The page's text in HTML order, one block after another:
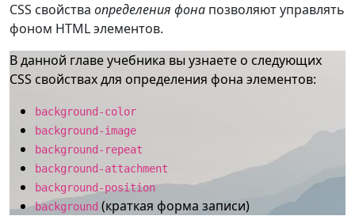
CSS свойства определения фона позволяют управлять
фоном HTML элементов.
В данной главе учебника вы узнаете о следующих
CSS свойствах для определения фона элементов:
background-color
background-image
background-repeat
background-attachment
background-position
background (краткая форма записи)